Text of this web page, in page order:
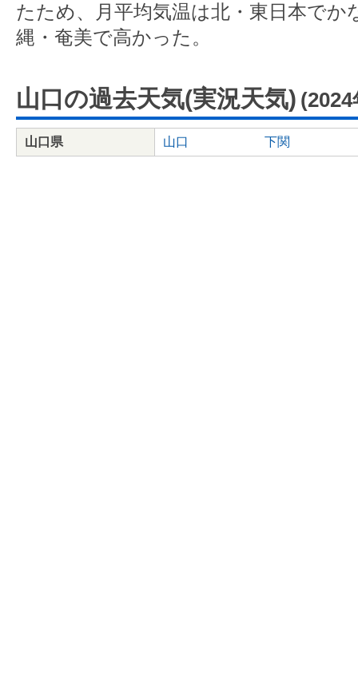
たため、月平均気温は北・東日本でか
縄・奄美で高かった。
山口の過去天気(実況天気)
山口県 山口 下関